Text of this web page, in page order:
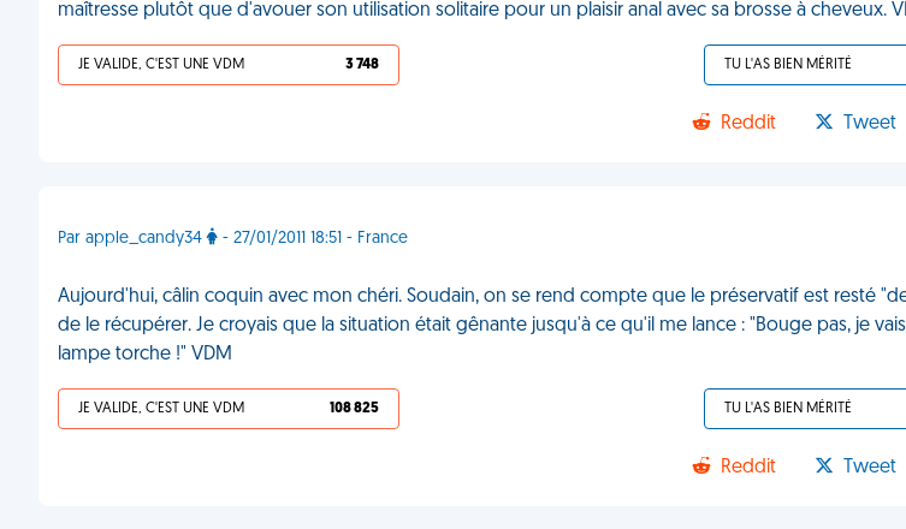
maîtresse plutôt que d'avouer son utilisation solitaire pour un plaisir anal avec sa brosse à cheveux.
JE VALIDE, C'EST UNE VDM 3 748 TU L'AS BIEN MÉRITÉ
Reddit Tweet
Par apple_candy34 - 27/01/2011 18:51 - France
Aujourd'hui, câlin coquin avec mon chéri. Soudain, on se rend compte que le préservatif est resté
de le récupérer. Je croyais que la situation était gênante jusqu'à ce qu'il me lance : "Bouge pas, je
lampe torche !" VDM
JE VALIDE, C'EST UNE VDM 108 825 TU L'AS BIEN MÉRITÉ
Reddit Tweet